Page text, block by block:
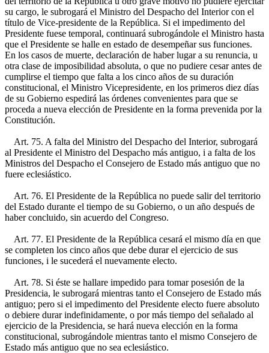
su cargo, le subrogará el Ministro del Despacho del Interior con el
título de Vice-presidente de la República. Si el impedimento del
Presidente fuese temporal, continuará subrogándole el Ministro hasta
que el Presidente se halle en estado de desempeñar sus funciones.
En los casos de muerte, declaración de haber lugar a su renuncia, u
otra clase de imposibilidad absoluta, o que no pudiere cesar antes de
cumplirse el tiempo que falta a los cinco años de su duración
constitucional, el Ministro Vicepresidente, en los primeros diez días
de su Gobierno espedirá las órdenes convenientes para que se
proceda a nueva elección de Presidente en la forma prevenida por la
Constitución.
Art. 75. A falta del Ministro del Despacho del Interior, subrogará
al Presidente el Ministro del Despacho más antiguo, i a falta de los
Ministros del Despacho el Consejero de Estado más antiguo que no
fuere eclesiástico.
Art. 76. El Presidente de la República no puede salir del territorio
del Estado durante el tiempo de su Gobierno, o un año después de
haber concluido, sin acuerdo del Congreso.
Art. 77. El Presidente de la República cesará el mismo día en que
se completen los cinco años que debe durar el ejercicio de sus
funciones, i le sucederá el nuevamente electo.
Art. 78. Si éste se hallare impedido para tomar posesión de la
Presidencia, le subrogará mientras tanto el Consejero de Estado más
antiguo; pero si el impedimento del Presidente electo fuere absoluto
o debiere durar indefinidamente, o por más tiempo del señalado al
ejercicio de la Presidencia, se hará nueva elección en la forma
constitucional, subrogándole mientras tanto el mismo Consejero de
Estado más antiguo que no sea eclesiástico.